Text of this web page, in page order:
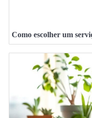
Como escolher um